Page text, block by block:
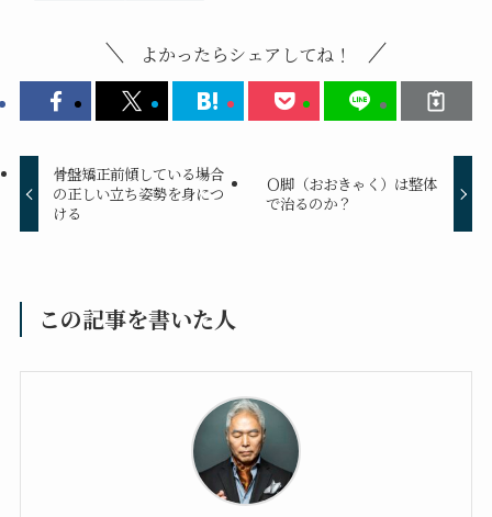
よかったらシェアしてね！
骨盤矯正前傾している場合
の正しい立ち姿勢を身につ
ける
Ｏ脚（おおきゃく）は整体
で治るのか？
この記事を書いた人